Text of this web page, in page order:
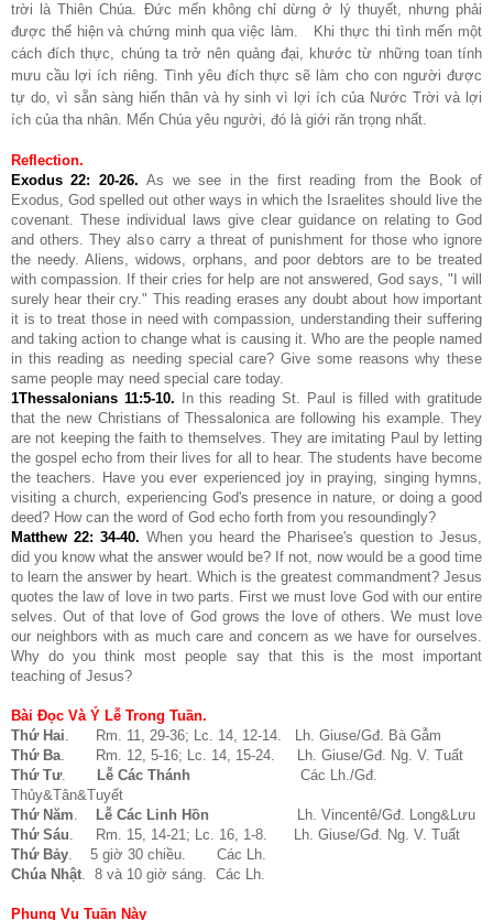
trời là Thiên Chúa. Đức mến không chỉ dừng ở lý thuyết, nhưng phải
được thể hiện và chứng minh qua việc làm. Khi thực thi tình mến một
cách đích thực, chúng ta trở nên quảng đại, khước từ những toan tính
mưu cầu lợi ích riêng. Tình yêu đích thực sẽ làm cho con người được
tự do, vì sẵn sàng hiến thân và hy sinh vì lợi ích của Nước Trời và lợi
ích của tha nhân. Mến Chúa yêu người, đó là giới răn trọng nhất.
Reflection.
Exodus 22: 20-26.As we see in the first reading from the Book of
Exodus, God spelled out other ways in which the Israelites should live the
covenant. These individual laws give clear guidance on relating to God
and others. They also carry a threat of punishment for those who ignore
the needy. Aliens, widows, orphans, and poor debtors are to be treated
with compassion. If their cries for help are not answered, God says, "I will
surely hear their cry." This reading erases any doubt about how important
it is to treat those in need with compassion, understanding their suffering
and taking action to change what is causing it. Who are the people named
in this reading as needing special care? Give some reasons why these
same people may need special care today.
1Thessalonians 11:5-10.
In this reading St. Paul is filled with gratitude
that the new Christians of Thessalonica are following his example. They
are not keeping the faith to themselves. They are imitating Paul by letting
the gospel echo from their lives for all to hear. The students have become
the teachers. Have you ever experienced joy in praying, singing hymns,
visiting a church, experiencing God's presence in nature, or doing a good
deed? How can the word of God echo forth from you resoundingly?
Matthew 22: 34-40. When you heard the Pharisee's question to Jesus,
did you know what the answer would be? If not, now would be a good time
to learn the answer by heart. Which is the greatest commandment? Jesus
quotes the law of love in two parts. First we must love God with our entire
selves. Out of that love of God grows the love of others. We must love
our neighbors with as much care and concern as we have for ourselves.
Why do you think most people say that this is the most important
teaching of Jesus?
Bài Đọc Và Ý Lễ Trong Tuần.
Thứ Hai. Rm. 11, 29-36; Lc. 14, 12-14. Lh. Giuse/Gđ. Bà Gẫm
Thứ Ba. Rm. 12, 5-16; Lc. 14, 15-24. Lh. Giuse/Gđ. Ng. V. Tuất
Thứ Tư. Lễ Các Thánh Các Lh./Gđ.
Thủy&Tân&Tuyết
Thứ Năm. Lễ Các Linh Hồn Lh. Vincentê/Gđ. Long&Lưu
Thứ Sáu. Rm. 15, 14-21; Lc. 16, 1-8. Lh. Giuse/Gđ. Ng. V. Tuất
Thứ Bảy. 5 giờ 30 chiều. Các Lh.
Chúa Nhật. 8 và 10 giờ sáng. Các Lh.
Phụng Vụ Tuần Này